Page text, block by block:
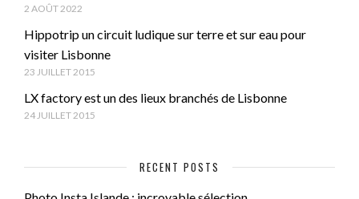
2 AOÛT 2022
Hippotrip un circuit ludique sur terre et sur eau pour
visiter Lisbonne
23 JUILLET 2015
LX factory est un des lieux branchés de Lisbonne
24 JUILLET 2015
RECENT POSTS